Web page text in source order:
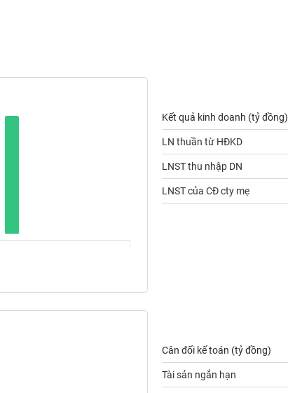
Kết quả kinh doanh (tỷ đồng)
LN thuần từ HĐKD
LNST thu nhập DN
LNST của CĐ cty mẹ
Cân đối kế toán (tỷ đồng)
Tài sản ngắn hạn